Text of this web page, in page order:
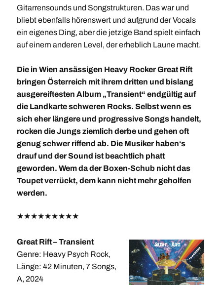
Gitarrensounds und Songstrukturen. Das war und
bliebt ebenfalls hörenswert und aufgrund der Vocals
ein eigenes Ding, aber die jetzige Band spielt einfach
auf einem anderen Level, der erheblich Laune macht.
Die in Wien ansässigen Heavy Rocker Great Rift
bringen Österreich mit ihrem dritten und bislang
ausgereiftesten Album „Transient“ endgültig auf
die Landkarte schweren Rocks. Selbst wenn es
sich eher längere und progressive Songs handelt,
rocken die Jungs ziemlich derbe und gehen oft
genug schwer riffend ab. Die Musiker haben‘s
drauf und der Sound ist beachtlich phatt
geworden. Wem da der Boxen-Schub nicht das
Toupet verrückt, dem kann nicht mehr geholfen
werden.
★★★★★★★★★
Great Rift – Transient
Genre: Heavy Psych Rock,
Länge: 42 Minuten, 7 Songs,
A, 2024